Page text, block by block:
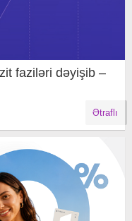
faziləri dəyişib –
Ətraflı